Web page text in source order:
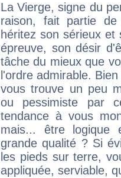
La Vierge, signe du
raison, fait partie
héritez son sérieux
épreuve, son désir
tâche du mieux que
l'ordre admirable.
vous trouve un peu
ou pessimiste par
tendance à vous
mais... être logique
grande qualité ? Si
les pieds sur terre,
appliquée, serviable,